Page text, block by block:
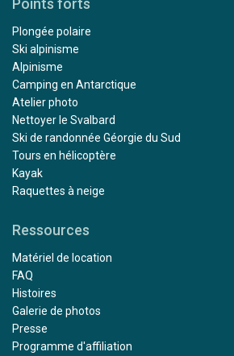
Points forts
Plongée polaire
Ski alpinisme
Alpinisme
Camping en Antarctique
Atelier photo
Nettoyer le Svalbard
Ski de randonnée Géorgie du Sud
Tours en hélicoptère
Kayak
Raquettes à neige
Ressources
Matériel de location
FAQ
Histoires
Galerie de photos
Presse
Programme d'affiliation